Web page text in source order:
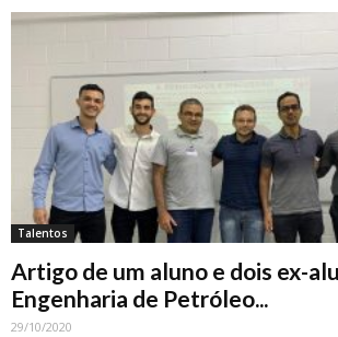
Talentos
Artigo de um aluno e dois ex-
Engenharia de Petróleo...
29/10/2020